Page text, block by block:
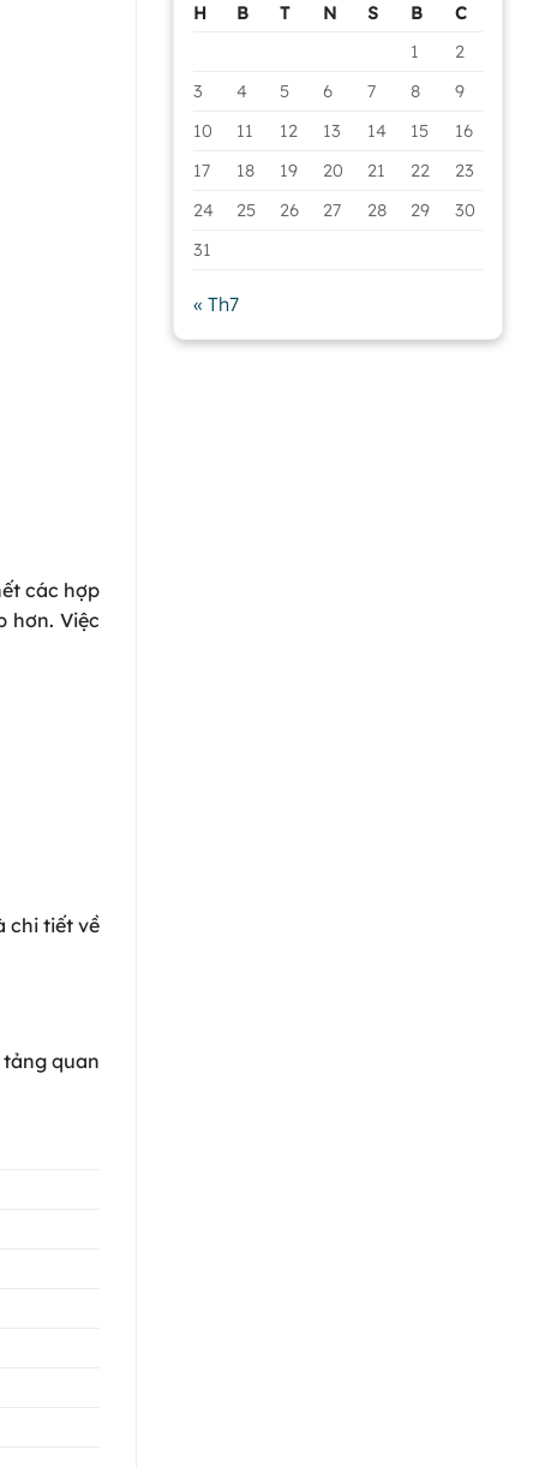
các hợp
hơn. Việc
chi tiết về
quan
H B T N S B
C
1
2
3
4 5 6 7 8
9
10
11 12 13 14 15
16
17
18 19 20 21 22
23
24
25 26 27 28 29
30
31
« Th7